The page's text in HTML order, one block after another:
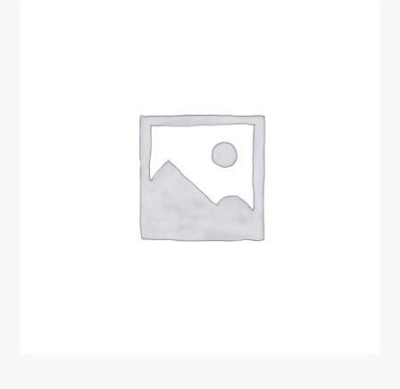
Юридические данные